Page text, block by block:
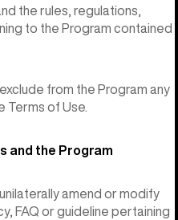
the rules, regulations,
to the Program contained
from the Program any
Terms of Use.
and the Program
amend or modify
FAQ or guideline pertaining